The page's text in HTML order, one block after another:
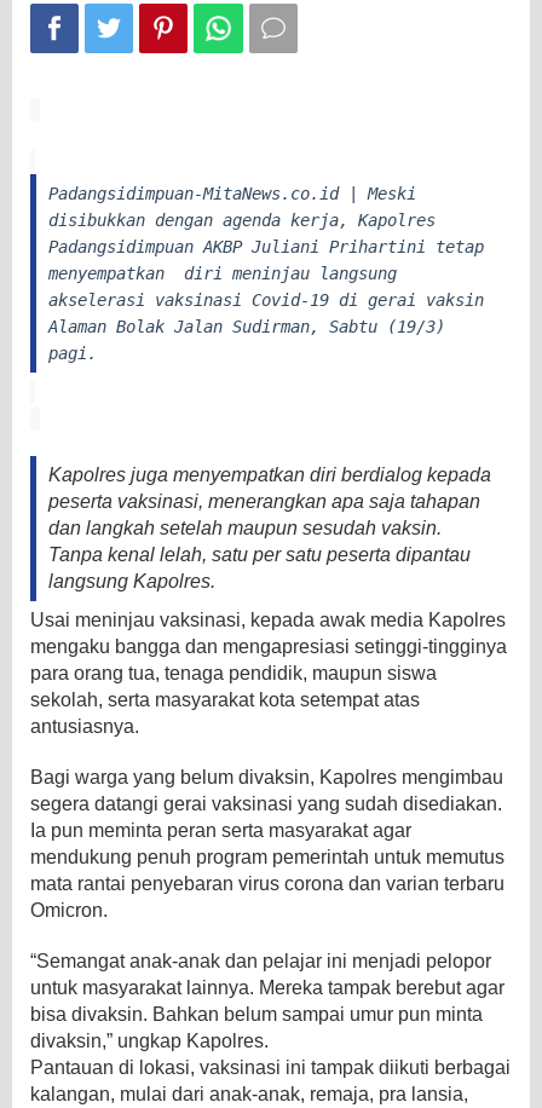
Padangsidimpuan-MitaNews.co.id | Meski
disibukkan dengan agenda kerja, Kapolres
Padangsidimpuan AKBP Juliani Prihartini tetap
menyempatkan diri meninjau langsung
akselerasi vaksinasi Covid-19 di gerai vaksin
Alaman Bolak Jalan Sudirman, Sabtu (19/3)
pagi.
Kapolres juga menyempatkan diri berdialog kepada
peserta vaksinasi, menerangkan apa saja tahapan
dan langkah setelah maupun sesudah vaksin.
Tanpa kenal lelah, satu per satu peserta dipantau
langsung Kapolres.
Usai meninjau vaksinasi, kepada awak media Kapolres
mengaku bangga dan mengapresiasi setinggi-tingginya
para orang tua, tenaga pendidik, maupun siswa
sekolah, serta masyarakat kota setempat atas
antusiasnya.
Bagi warga yang belum divaksin, Kapolres mengimbau
segera datangi gerai vaksinasi yang sudah disediakan.
Ia pun meminta peran serta masyarakat agar
mendukung penuh program pemerintah untuk memutus
mata rantai penyebaran virus corona dan varian terbaru
Omicron.
“Semangat anak-anak dan pelajar ini menjadi pelopor
untuk masyarakat lainnya. Mereka tampak berebut agar
bisa divaksin. Bahkan belum sampai umur pun minta
divaksin,” ungkap Kapolres.
Pantauan di lokasi, vaksinasi ini tampak diikuti berbagai
kalangan, mulai dari anak-anak, remaja, pra lansia,